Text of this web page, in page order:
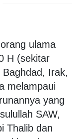
ulama
H (sekitar
Irak,
melampaui
yang
SAW,
Thalib dan